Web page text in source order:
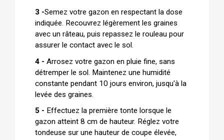
3 -Semez votre gazon en respectant la dose
indiquée. Recouvrez légèrement les graines
avec un râteau, puis repassez le rouleau pour
assurer le contact avec le sol.
4 - Arrosez votre gazon en pluie fine, sans
détremper le sol. Maintenez une humidité
constante pendant 10 jours environ, jusqu'à la
levée des graines.
5 - Effectuez la première tonte lorsque le
gazon atteint 8 cm de hauteur. Réglez votre
tondeuse sur une hauteur de coupe élevée,